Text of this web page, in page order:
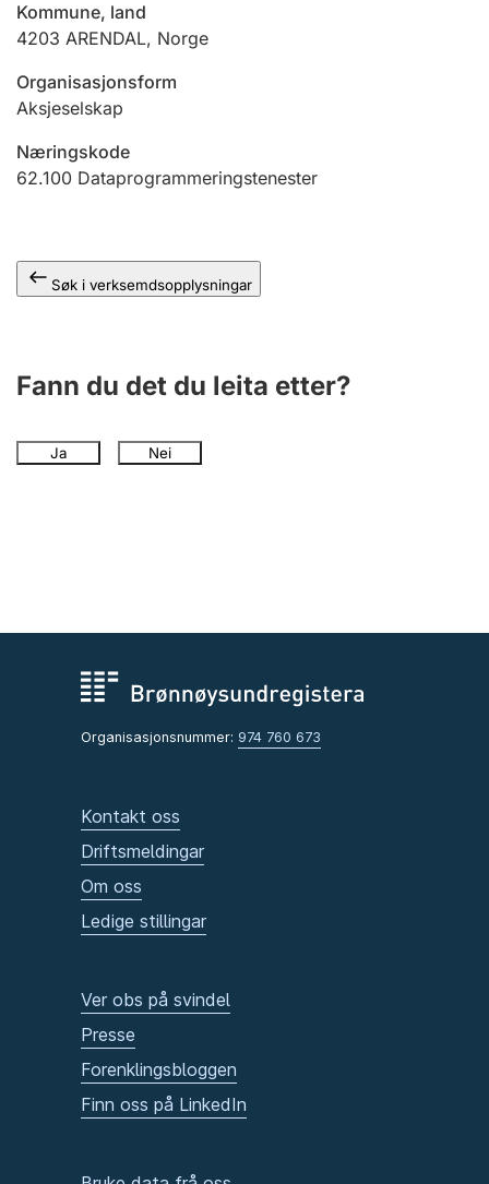
Ektepaktrettleiaren
Kommune, land
4203 ARENDAL, Norge
Organisasjonsform
Aksjeselskap
Næringskode
62.100 Dataprogrammeringstenester
Søk i verksemdsopplysningar
Fann du det du leita etter?
Ja Nei
Organisasjonsnummer: 974 760 673
Kontakt oss
Driftsmeldingar
Om oss
Ledige stillingar
Ver obs på svindel
Presse
Forenklingsbloggen
Finn oss på LinkedIn